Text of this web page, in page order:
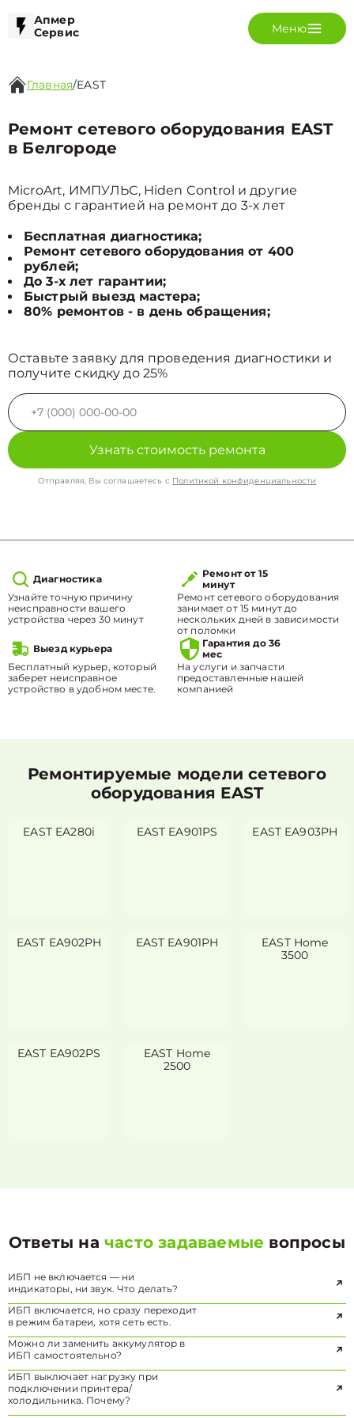
Апмер
Сервис
Меню
Главная/EAST
Ремонт сетевого оборудования EAST
в Белгороде
MicroArt, ИМПУЛЬС, Hiden Control и другие
бренды с гарантией на ремонт до 3-х лет
Бесплатная диагностика;
Ремонт сетевого оборудования от 400
рублей;
До 3-х лет гарантии;
Быстрый выезд мастера;
80% ремонтов - в день обращения;
Оставьте заявку для проведения диагностики и
получите скидку до 25%
Узнать стоимость ремонта
Отправляя, Вы соглашаетесь с Политикой конфиденциальности
Диагностика
Узнайте точную причину
неисправности вашего
устройства через 30 минут
Ремонт от 15
минут
Ремонт сетевого оборудования
занимает от 15 минут до
нескольких дней в зависимости
от поломки
Выезд курьера
Бесплатный курьер, который
заберет неисправное
устройство в удобном месте.
Гарантия до 36
мес
На услуги и запчасти
предоставленные нашей
компанией
Ремонтируемые модели сетевого
оборудования EAST
EAST EA280i EAST EA901PS EAST EA903PH
EAST EA902PH EAST EA901PH
EAST Home
3500
EAST EA902PS
EAST Home
2500
Ответы начасто задаваемые вопросы
ИБП не включается — ни
индикаторы, ни звук. Что делать?
ИБП включается, но сразу переходит
в режим батареи, хотя сеть есть.
Можно ли заменить аккумулятор в
ИБП самостоятельно?
ИБП выключает нагрузку при
подключении принтера/
холодильника. Почему?